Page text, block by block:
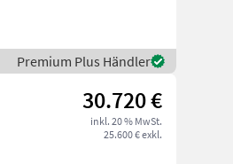
Premium Plus Händler
30.720 €
inkl. 20 % MwSt.
25.600 € exkl.